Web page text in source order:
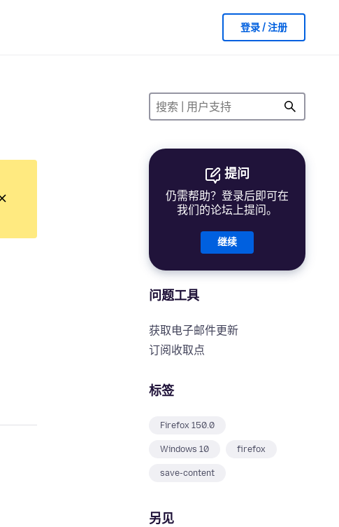
登录 / 注册
提问
仍需帮助？登录后即可在
我们的论坛上提问。
继续
问题工具
获取电子邮件更新
订阅收取点
标签
Firefox 150.0
Windows 10 firefox
save-content
另见